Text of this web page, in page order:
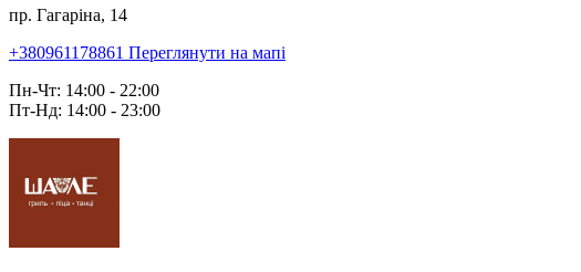
пр. Гагаріна, 14
+380961178861 Переглянути на мапі
Пн-Чт: 14:00 - 22:00
Пт-Нд: 14:00 - 23:00